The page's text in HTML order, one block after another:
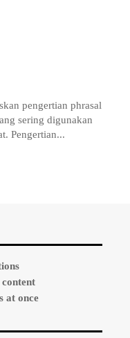
pengertian phrasal
sering digunakan
Pengertian...
at once